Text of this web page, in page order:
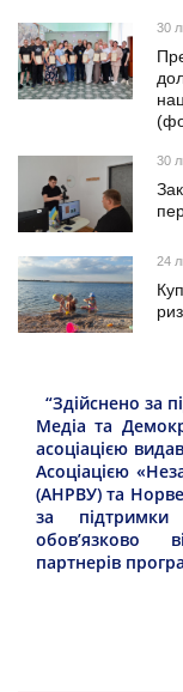
30
30
24
“Здійснено за
Медіа та
асоціацією
Асоціацією
(АНРВУ) та
за
обов’язково
партнерів